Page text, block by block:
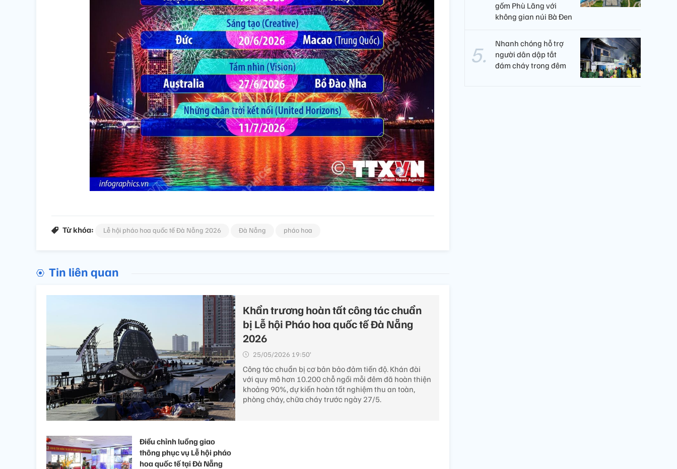
Từ khóa: Lễ hội pháo hoa quốc tế Đà Nẵng 2026 Đà Nẵng pháo hoa
Tin liên quan
Khẩn trương hoàn tất công tác chuẩn
bị Lễ hội Pháo hoa quốc tế Đà Nẵng
2026
25/05/2026 19:50’
Công tác chuẩn bị cơ bản bảo đảm tiến độ. Khán đài
với quy mô hơn 10.200 chỗ ngồi mỗi đêm đã hoàn thiện
khoảng 90%, dự kiến hoàn tất nghiệm thu an toàn,
phòng cháy, chữa cháy trước ngày 27/5.
Điều chỉnh luồng giao
thông phục vụ Lễ hội pháo
hoa quốc tế tại Đà Nẵng
gốm Phù Lãng với
không gian núi Bà Đen
Nhanh chóng hỗ trợ
người dân dập tắt
đám cháy trong đêm